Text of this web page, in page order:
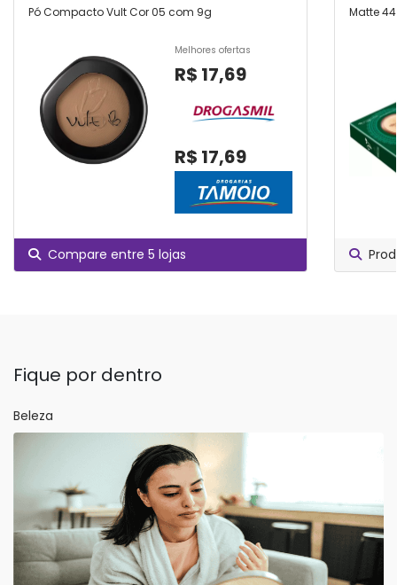
Pó Compacto Vult Cor 05 com 9g
Melhores ofertas
R$ 17,69
R$ 17,69
Compare entre 5 lojas
Matte
Fique por dentro
Beleza